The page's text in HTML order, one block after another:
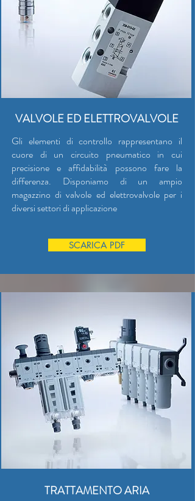
VALVOLE ED ELETTROVALVOLE
Gli elementi di controllo rappresentano il
cuore di un circuito pneumatico in cui
precisione e affidabilità possono fare la
differenza. Disponiamo di un ampio
magazzino di valvole ed elettrovalvole per i
diversi settori di applicazione
SCARICA PDF
TRATTAMENTO ARIA